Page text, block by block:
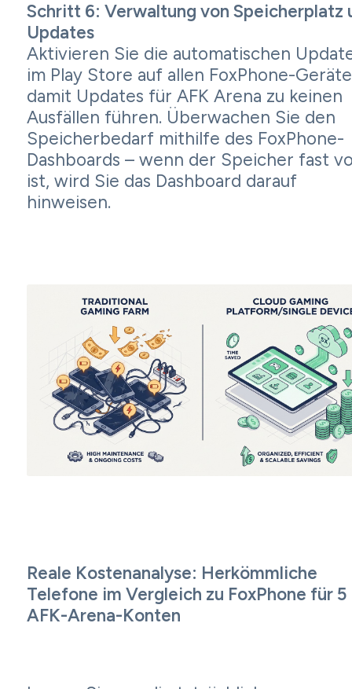
Schritt 6: Verwaltung von Speicherplatz
Updates
Aktivieren Sie die automatischen
im Play Store auf allen FoxPhone-
damit Updates für AFK Arena zu keinen
Ausfällen führen. Überwachen Sie den
Speicherbedarf mithilfe des FoxPhone-
Dashboards – wenn der Speicher fast
ist, wird Sie das Dashboard darauf
hinweisen.
Reale Kostenanalyse: Herkömmliche
Telefone im Vergleich zu FoxPhone für 5
AFK-Arena-Konten